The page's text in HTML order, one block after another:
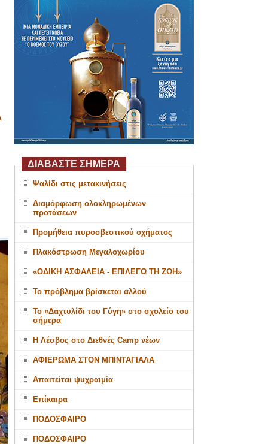
ΔΙΑΒΑΣΤΕ ΣΗΜΕΡΑ
Ψαλίδι στις μετακινήσεις
Διαμόρφωση ολοκληρωμένων
προτάσεων
Προμήθεια πυροσβεστικού οχήματος
Πλακόστρωση Μεγαλοχωρίου
«ΟΔΙΚΗ ΑΣΦΑΛΕΙΑ - ΕΠΙΛΕΓΩ ΤΗ ΖΩΗ»
Το πρόβλημα βρίσκεται αλλού
Το «Δαχτυλίδι του Γύγη» στο σχολείο του
σήμερα
Η Λέσβος στο Διεθνές Camp νέων
ΑΦΙΕΡΩΜΑ ΣΤΟΝ ΜΠΙΝΤΑΓΙΑΛΑ
Απαιτείται ψυχραιμία
Επίκαιρα
ΠΟΔΟΣΦΑΙΡΟ
ΠΟΔΟΣΦΑΙΡΟ